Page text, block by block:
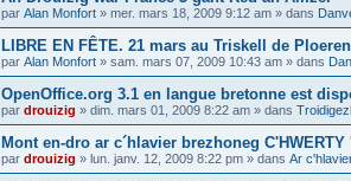
par Alan Monfort » mer. mars 18, 2009 9:12 am » dans
LIBRE EN FÊTE. 21 mars au Triskell de Ploeren
par Alan Monfort » sam. mars 07, 2009 10:43 am » dans
OpenOffice.org 3.1 en langue bretonne est
par drouizig » dim. mars 01, 2009 8:22 am » dans
Mont en-dro ar c´hlavier brezhoneg
par drouizig » lun. janv. 12, 2009 8:22 pm » dans Ar